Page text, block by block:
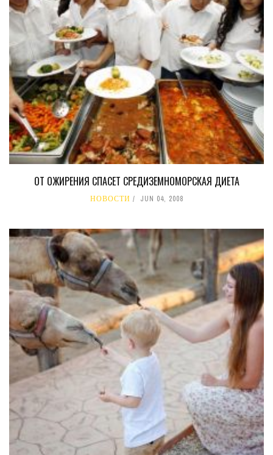
ОТ ОЖИРЕНИЯ СПАСЕТ СРЕДИЗЕМНОМОРСКАЯ ДИЕТА
НОВОСТИ JUN 04, 2008